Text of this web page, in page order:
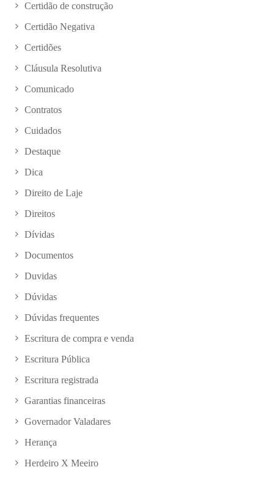
Certidão de construção
Certidão Negativa
Certidões
Cláusula Resolutiva
Comunicado
Contratos
Cuidados
Destaque
Dica
Direito de Laje
Direitos
Dívidas
Documentos
Duvidas
Dúvidas
Dúvidas frequentes
Escritura de compra e venda
Escritura Pública
Escritura registrada
Garantias financeiras
Governador Valadares
Herança
Herdeiro X Meeiro